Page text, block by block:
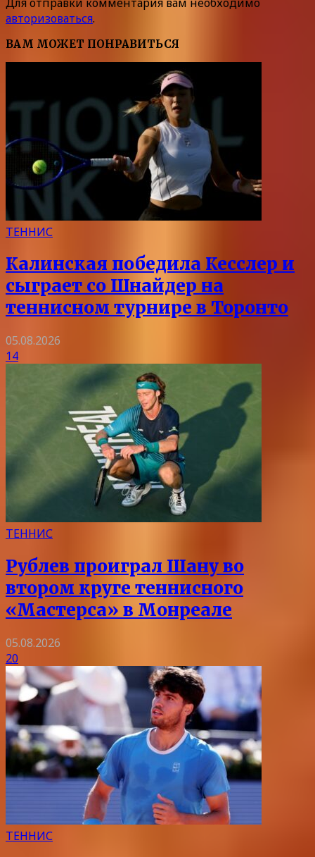
авторизоваться.
ВАМ МОЖЕТ ПОНРАВИТЬСЯ
ТЕННИС
Калинская победила Кесслер и
сыграет со Шнайдер на
теннисном турнире в Торонто
05.08.2026
14
ТЕННИС
Рублев проиграл Шану во
втором круге теннисного
«Мастерса» в Монреале
05.08.2026
20
ТЕННИС